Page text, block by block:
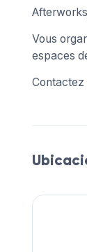
Vous
espaces
Contactez